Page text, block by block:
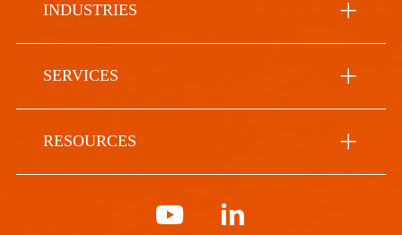
INDUSTRIES
SERVICES
RESOURCES